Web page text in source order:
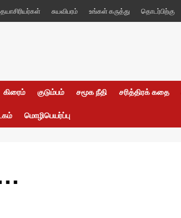
சுயவிபரம் உங்கள் கருத்து தொடர்பிற்கு
கிரைம் குடும்பம் சமூக நீதி சரித்திரக் கதை
மொழிபெயர்ப்பு